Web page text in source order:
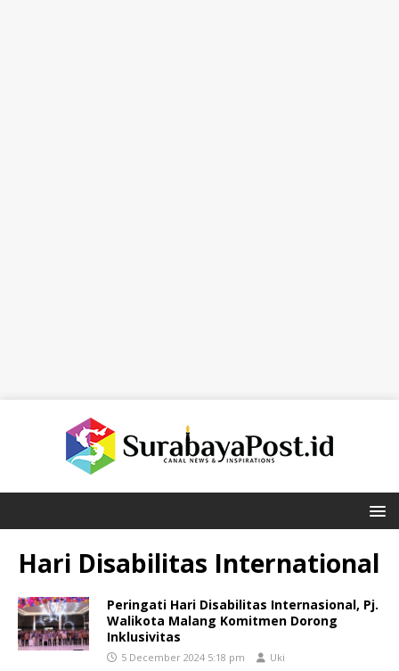
Hari Disabilitas International
Peringati Hari Disabilitas Internasional, Pj.
Walikota Malang Komitmen Dorong
Inklusivitas
5 December 2024 5:18 pm Uki